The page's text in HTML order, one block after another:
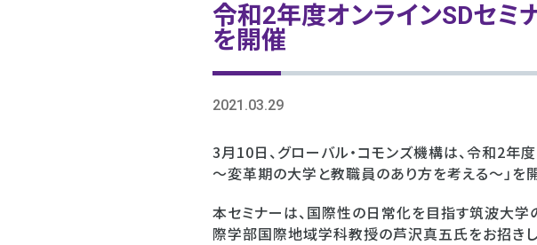
令和2年度オンラインSDセミ
を開催
2021.03.29
3月10日、グローバル・コモンズ機構は、令和2年
～変革期の大学と教職員のあり方を考える～」を
本セミナーは、国際性の日常化を目指す筑波大
際学部国際地域学科教授の芦沢真五氏をお招きし